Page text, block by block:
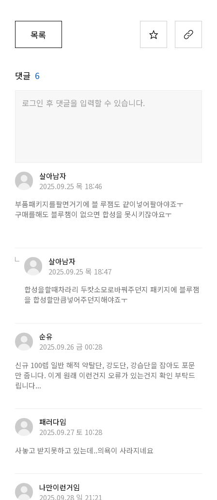
목록
댓글 6
로그인 후 댓글을 입력할 수 있습니다.
살아남자
2025.09.25 목 18:46
부품패키지를팔면거기에 블 루잼도 같이넣어팔아야죠ㅜ
구매를해도 블루챔이 없으면 합성을 못시키잖아요ㅜ
살아남자
2025.09.25 목 18:47
합성을할때차라리 두캇소모로바꿔주던지 패키지에 블루잼
을 합성할만큼넣어주던지해야죠ㅜ
순유
2025.09.26 금 00:28
신규 100렙 일반 해적 약탈단, 강도단, 강습단을 잡아도 포문
만 줍니다. 이게 원래 이런건지 오류가 있는건지 확인 부탁드
립니다...
패러다임
2025.09.27 토 10:28
사놓고 받지못하고 있는데..의욕이 사라지네요
나만이런거임
2025.09.28 일 21:21